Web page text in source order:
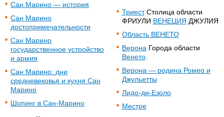
Сан Марино — история
Сан Марино
достопримечательности
Сан Марино
государственное устройство
и армия
Сан Марино: дни
средневековья и кухня Сан
Марино
Шопинг в Cан-Марино
ТриестСтолица области
ФРИУЛИ ВЕНЕЦИЯ ДЖУЛИЯ
Область ВЕНЕТО
Верона Города области
Венето.
Верона — родина Ромео и
Джульетты
Лидо-ди-Езоло
Местре